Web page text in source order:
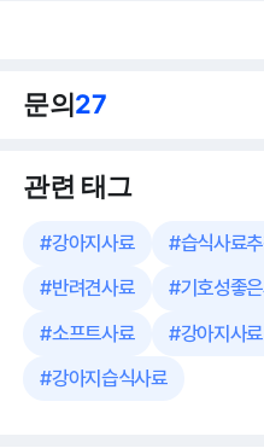
문의27
관련 태그
#강아지사료 #습식사료
#반려견사료 #기호성좋
#소프트사료 #강아지사
#강아지습식사료